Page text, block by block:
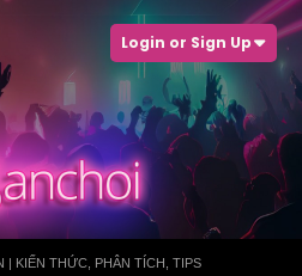
Login or Sign Up
| KIẾN THỨC, PHÂN TÍCH, TIPS